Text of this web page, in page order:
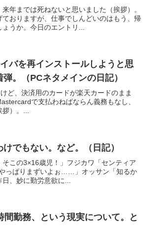
年までは死ねないと思いました（挨拶）。
おりますが、仕事でしんどいのはもう、帰
うか。今日のエントリ...
バを再インストールしようと思
。（PCネタメインの日記）
ど、決済用のカードが楽天カードのまま
で支払わねばならん義務もなし、
）。...
でもない。など。（日記）
この3×16歳児！」フジカワ「センティア
っぱりまずいよぉ……」オッサン「知るか
、妙に勤労意欲に...
勤務、という現実について。と